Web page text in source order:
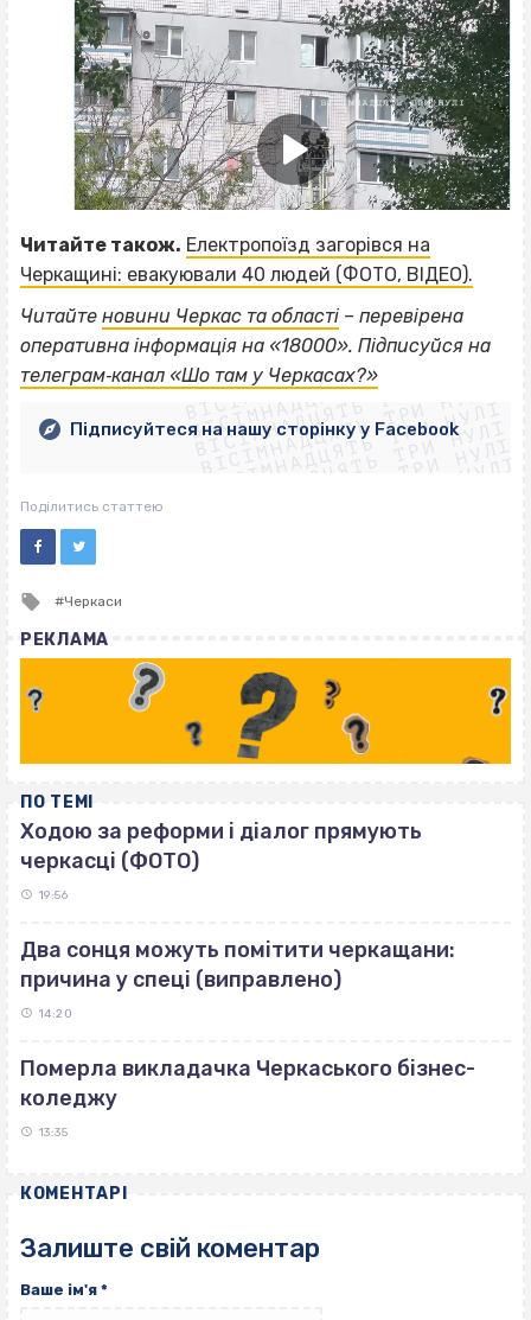
Читайте також. Електропоїзд загорівся на
Черкащині: евакуювали 40 людей (ФОТО, ВІДЕО).
Читайте новини Черкас та області – перевірена
оперативна інформація на «18000». Підписуйся на
телеграм‐канал «Шо там у Черкасах?»
ВІСІМНАДЦЯТЬ ТРИ НУЛІ
ВІСІМНАДЦЯТЬ ТРИ НУЛІ
ВІСІМНАДЦЯТЬ ТРИ НУЛІ
ВІСІМНАДЦЯТЬ ТРИ НУЛІ
ВІСІМНАДЦЯТЬ ТРИ НУЛІ
ВІСІМНАДЦЯТЬ ТРИ НУЛІ
ВІСІМНАДЦЯТЬ ТРИ НУЛІ
ВІСІМНАДЦЯТЬ ТРИ НУЛІ
Підписуйтеся на нашу сторінку у Facebook
Поділитись статтею
Tagged
Черкаси
РЕКЛАМА
ПО ТЕМІ
Ходою за реформи і діалог прямують
черкасці (ФОТО)
19:56
Два сонця можуть помітити черкащани:
причина у спеці (виправлено)
14:20
Померла викладачка Черкаського бізнес-
коледжу
13:35
КОМЕНТАРІ
Залиште свій коментар
Ваше ім'я *